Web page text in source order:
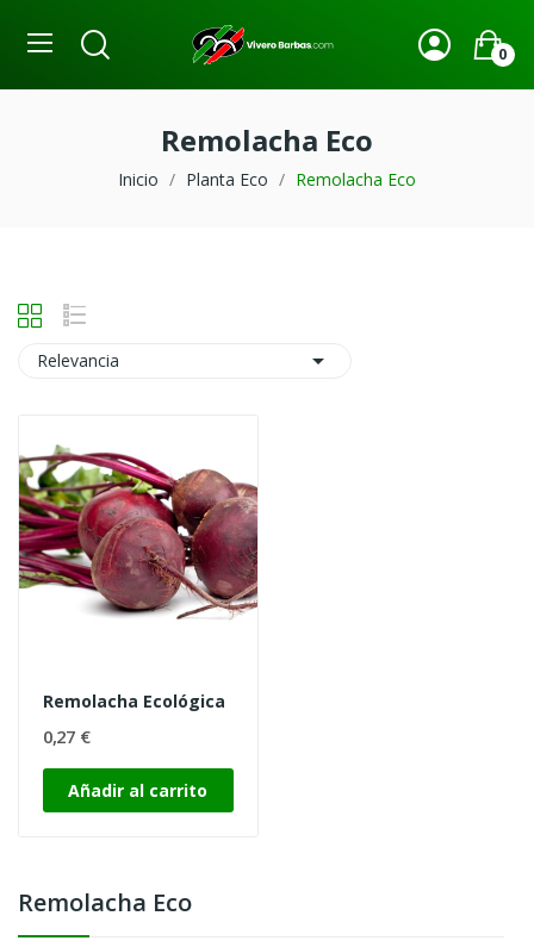
0
Remolacha Eco
Inicio Planta Eco Remolacha Eco
Remolacha Eco
Relevancia 
Remolacha Ecológica
0,27 €
Añadir al carrito